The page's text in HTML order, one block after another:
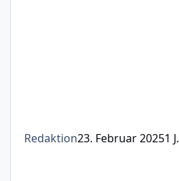
Redaktion23. Februar 20251 J.